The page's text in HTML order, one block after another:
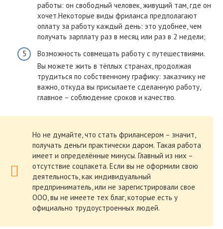
работы: он свободный человек, живущий там, где он
хочет.Некоторые виды фриланса предполагают
оплату за работу каждый день: это удобнее, чем
получать зарплату раз в месяц или раз в 2 недели;
Возможность совмещать работу с путешествиями.
Вы можете жить в тёплых странах, продолжая
трудиться по собственному графику: заказчику не
важно, откуда вы присылаете сделанную работу,
главное – соблюдение сроков и качество.
Но не думайте, что стать фрилансером – значит,
получать деньги практически даром. Такая работа
имеет и определённые минусы. Главный из них –
отсутствие соцпакета. Если вы не оформили свою
деятельность, как индивидуальный
предприниматель, или не зарегистрировали свое
ООО, вы не имеете тех благ, которые есть у
официально трудоустроенных людей.